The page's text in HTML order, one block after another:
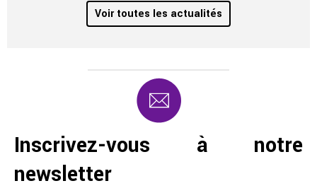
Voir toutes les actualités
Inscrivez-vous à notre
newsletter